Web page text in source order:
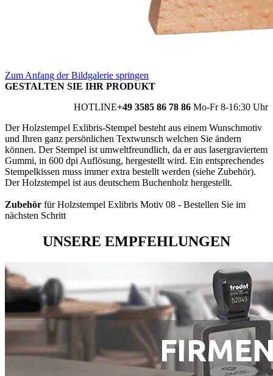
Zum Anfang der Bildgalerie springen
GESTALTEN SIE IHR PRODUKT
HOTLINE+49 3585 86 78 86 Mo-Fr 8-16:30 Uhr
Der Holzstempel Exlibris-Stempel besteht aus einem Wunschmotiv
und Ihren ganz persönlichen Textwunsch welchen Sie ändern
können. Der Stempel ist umweltfreundlich, da er aus lasergraviertem
Gummi, in 600 dpi Auflösung, hergestellt wird. Ein entsprechendes
Stempelkissen muss immer extra bestellt werden (siehe Zubehör).
Der Holzstempel ist aus deutschem Buchenholz hergestellt.
Zubehör für Holzstempel Exlibris Motiv 08 - Bestellen Sie im
nächsten Schritt
UNSERE EMPFEHLUNGEN